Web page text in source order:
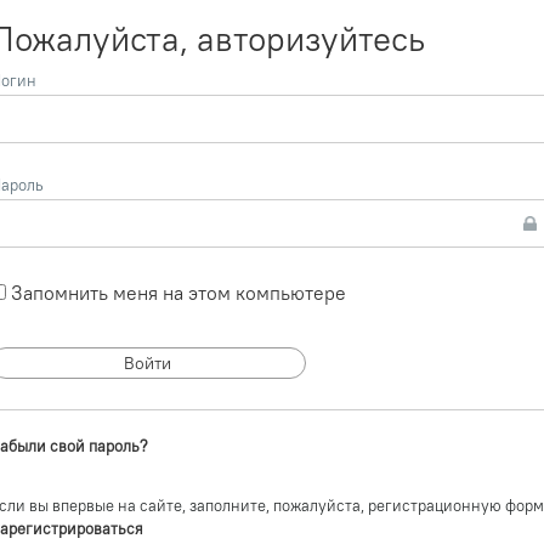
авторизуйтесь
Запомнить меня на этом компьютере
свой пароль?
вы впервые на сайте, заполните, пожалуйста, регистрационную